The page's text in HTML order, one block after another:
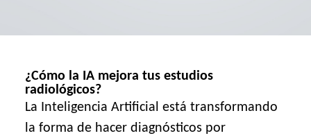
¿Cómo la IA mejora tus estudios
radiológicos?
La Inteligencia Artificial está transformando
la forma de hacer diagnósticos por